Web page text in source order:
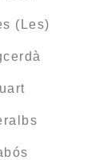
(Les)